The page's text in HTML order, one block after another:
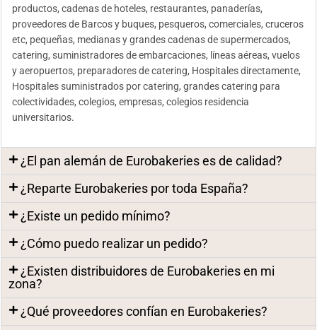
productos, cadenas de hoteles, restaurantes, panaderías,
proveedores de Barcos y buques, pesqueros, comerciales, cruceros
etc, pequeñas, medianas y grandes cadenas de supermercados,
catering, suministradores de embarcaciones, líneas aéreas, vuelos
y aeropuertos, preparadores de catering, Hospitales directamente,
Hospitales suministrados por catering, grandes catering para
colectividades, colegios, empresas, colegios residencia
universitarios.
¿El pan alemán de Eurobakeries es de calidad?
¿Reparte Eurobakeries por toda España?
¿Existe un pedido mínimo?
¿Cómo puedo realizar un pedido?
¿Existen distribuidores de Eurobakeries en mi
zona?
¿Qué proveedores confían en Eurobakeries?